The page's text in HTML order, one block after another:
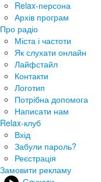
Relax-персона
Архів програм
Про радіо
Міста і частоти
Як слухати онлайн
Лайфстайл
Контакти
Логотип
Потрібна допомога
Написати нам
Relax-клуб
Вхід
Забули пароль?
Реєстрація
Замовити рекламу